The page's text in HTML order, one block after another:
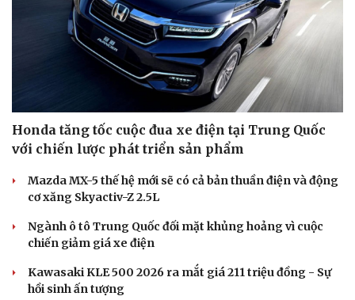
Honda tăng tốc cuộc đua xe điện tại Trung Quốc
với chiến lược phát triển sản phẩm
Mazda MX-5 thế hệ mới sẽ có cả bản thuần điện và động
cơ xăng Skyactiv-Z 2.5L
Ngành ô tô Trung Quốc đối mặt khủng hoảng vì cuộc
chiến giảm giá xe điện
Kawasaki KLE 500 2026 ra mắt giá 211 triệu đồng - Sự
hồi sinh ấn tượng